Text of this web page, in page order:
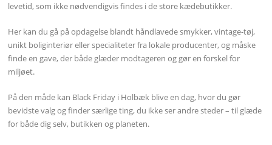
levetid, som ikke nødvendigvis findes i de store kædebutikker.
Her kan du gå på opdagelse blandt håndlavede smykker, vintage-tøj,
unikt boliginteriør eller specialiteter fra lokale producenter, og måske
finde en gave, der både glæder modtageren og gør en forskel for
miljøet.
På den måde kan Black Friday i Holbæk blive en dag, hvor du gør
bevidste valg og finder særlige ting, du ikke ser andre steder – til glæde
for både dig selv, butikken og planeten.